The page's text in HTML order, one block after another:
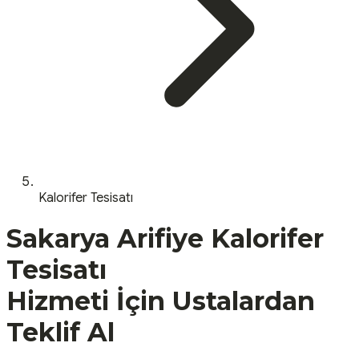
Kalorifer Tesisatı
Sakarya Arifiye Kalorifer
Tesisatı
Hizmeti İçin Ustalardan
Teklif Al